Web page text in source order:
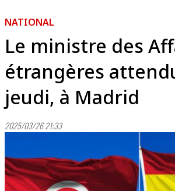
NATIONAL
Le ministre des
étrangères
jeudi, à Madrid
2025/03/26 21:33